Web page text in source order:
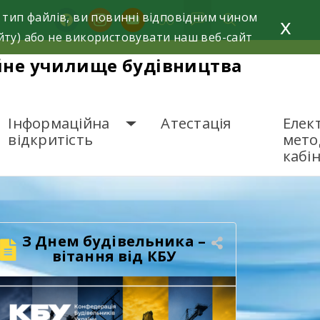
facebookinstagramyoutube
училище будівництва
Інформаційна
відкритість
Атестація
З Днем будівельника –
вітання від КБУ
файлів, ви повинні відповідним чином
або не використовувати наш веб-сайт
x